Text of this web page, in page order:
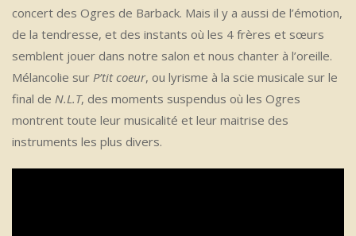
concert des Ogres de Barback. Mais il y a aussi de l’émotion,
de la tendresse, et des instants où les 4 frères et sœurs
semblent jouer dans notre salon et nous chanter à l’oreille.
Mélancolie sur P’tit coeur, ou lyrisme à la scie musicale sur le
final de N.L.T, des moments suspendus où les Ogres
montrent toute leur musicalité et leur maitrise des
instruments les plus divers.